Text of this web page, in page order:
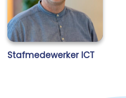
Stafmedewerker ICT